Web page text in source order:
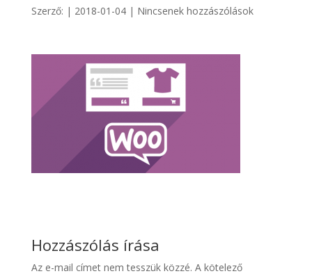
Szerző: | 2018-01-04| Nincsenek hozzászólások
Hozzászólás írása
Az e-mail címet nem tesszük közzé. A kötelező